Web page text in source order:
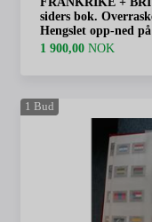
siders bok.
Hengslet opp-ned
1 900,00 NOK
1 Bud